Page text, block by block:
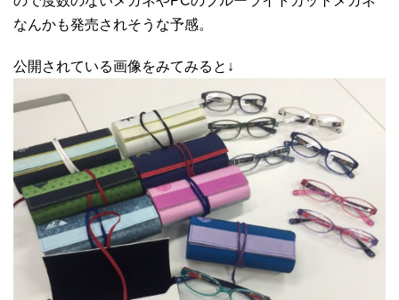
なんかも発売されそうな予感。
公開されている画像をみてみると↓